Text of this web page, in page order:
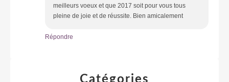
meilleurs voeux et que 2017 soit pour vous tous
pleine de joie et de réussite. Bien amicalement
Répondre
Catégories